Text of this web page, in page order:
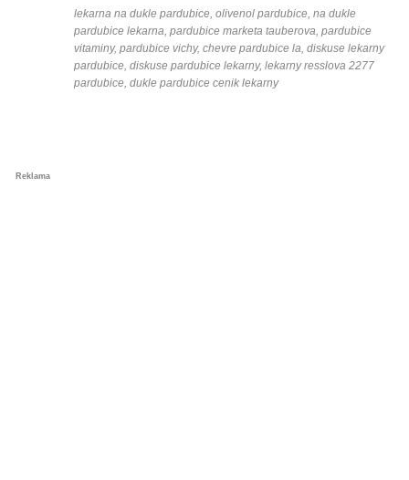
lekarna na dukle pardubice, olivenol pardubice, na dukle
pardubice lekarna, pardubice marketa tauberova, pardubice
vitaminy, pardubice vichy, chevre pardubice la, diskuse lekarny
pardubice, diskuse pardubice lekarny, lekarny resslova 2277
pardubice, dukle pardubice cenik lekarny
Reklama